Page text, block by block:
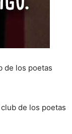
de los poetas
club de los poetas